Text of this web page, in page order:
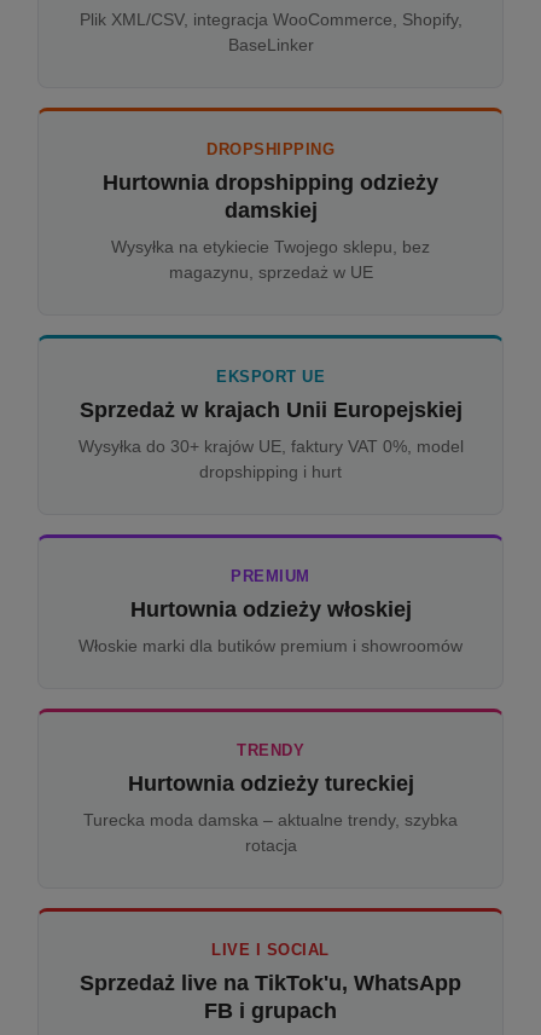
Plik XML/CSV, integracja WooCommerce, Shopify,
BaseLinker
DROPSHIPPING
Hurtownia dropshipping odzieży
damskiej
Wysyłka na etykiecie Twojego sklepu, bez
magazynu, sprzedaż w UE
EKSPORT UE
Sprzedaż w krajach Unii Europejskiej
Wysyłka do 30+ krajów UE, faktury VAT 0%, model
dropshipping i hurt
PREMIUM
Hurtownia odzieży włoskiej
Włoskie marki dla butików premium i showroomów
TRENDY
Hurtownia odzieży tureckiej
Turecka moda damska – aktualne trendy, szybka
rotacja
LIVE I SOCIAL
Sprzedaż live na TikTok'u, WhatsApp
FB i grupach